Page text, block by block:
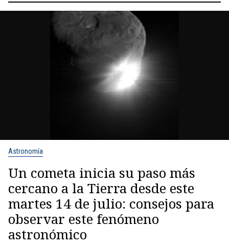
Astronomía
Un cometa inicia su paso más
cercano a la Tierra desde este
martes 14 de julio: consejos para
observar este fenómeno
astronómico